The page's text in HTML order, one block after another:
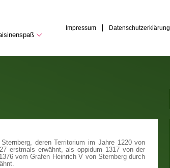
Impressum Datenschutzerklärung
deren Territorium im Jahre 1220 von
erstmals erwähnt, als oppidum 1317 von der
vom Grafen Heinrich V von Sternberg durch